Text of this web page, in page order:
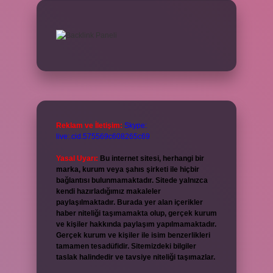
Reklam ve İletişim: Skype:
live:.cid.575569c608265c69
Yasal Uyarı: Bu internet sitesi, herhangi bir
marka, kurum veya şahıs şirketi ile hiçbir
bağlantısı bulunmamaktadır. Sitede yalnızca
kendi hazırladığımız makaleler
paylaşılmaktadır. Burada yer alan içerikler
haber niteliği taşımamakta olup, gerçek kurum
ve kişiler hakkında paylaşım yapılmamaktadır.
Gerçek kurum ve kişiler ile isim benzerlikleri
tamamen tesadüfidir. Sitemizdeki bilgiler
taslak halindedir ve tavsiye niteliği taşımazlar.